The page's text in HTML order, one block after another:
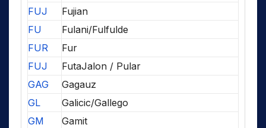
FUJ
Fujian
FU
Fulani/Fulfulde
FUR
Fur
FUJ
FutaJalon / Pular
GAG
Gagauz
GL
Galicic/Gallego
GM
Gamit